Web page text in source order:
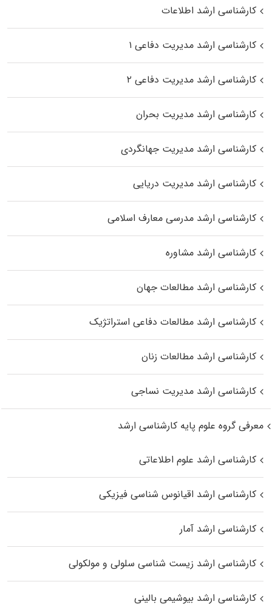
کارشناسی ارشد اطلاعات
کارشناسی ارشد مدیریت دفاعی ۱
کارشناسی ارشد مدیریت دفاعی ۲
کارشناسی ارشد مدیریت بحران
کارشناسی ارشد مدیریت جهانگردی
کارشناسی ارشد مدیریت دریایی
کارشناسی ارشد مدرسی معارف اسلامی
کارشناسی ارشد مشاوره
کارشناسی ارشد مطالعات جهان
کارشناسی ارشد مطالعات دفاعی استراتژیک
کارشناسی ارشد مطالعات زنان
کارشناسی ارشد مدیریت نساجی
معرفی گروه علوم پایه کارشناسی ارشد
کارشناسی ارشد علوم اطلاعاتی
کارشناسی ارشد اقیانوس‌ شناسی فیزیکی
کارشناسی ارشد آمار
کارشناسی ارشد زیست شناسی سلولی و مولکولی
کارشناسی ارشد بیوشیمی بالینی